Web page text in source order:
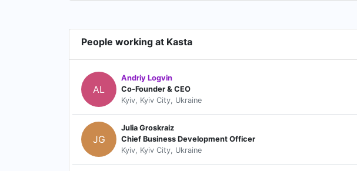
People working at Kasta
AL
Andriy Logvin
Co-Founder & CEO
Kyiv, Kyiv City, Ukraine
JG
Julia Groskraiz
Chief Business Development Officer
Kyiv, Kyiv City, Ukraine